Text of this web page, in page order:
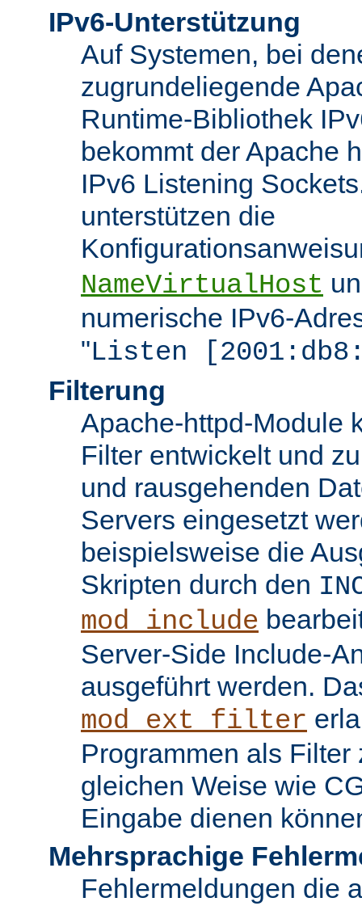
IPv6-Unterstützung
Auf Systemen, bei
zugrundeliegende
Runtime-Bibliothek
bekommt der Apache
IPv6 Listening
unterstützen die
NameVirtualHost
numerische IPv6-
"Listen
Filterung
Apache-httpd-Module
Filter entwickelt und
und rausgehenden
Servers eingesetzt
beispielsweise die
Skripten durch den
mod_include
Server-Side Include-
ausgeführt werden.
mod_ext_filter
Programmen als Filter
gleichen Weise wie
Eingabe dienen
Mehrsprachige
Fehlermeldungen die